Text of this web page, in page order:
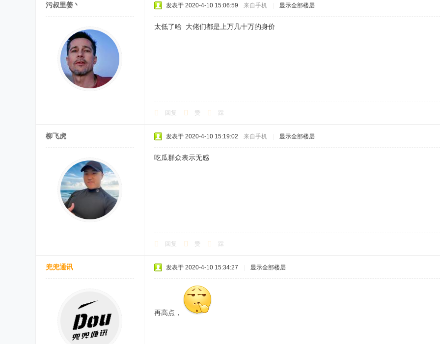
污叔里姜丶 发表于 2020-4-10 15:06:59 来自手机 显示全部楼层
太低了哈 大佬们都是上万几十万的身价
回复 赞 踩
柳飞虎 发表于 2020-4-10 15:19:02 来自手机 显示全部楼层
吃瓜群众表示无感
回复 赞 踩
兜兜通讯 发表于 2020-4-10 15:34:27 显示全部楼层
再高点，